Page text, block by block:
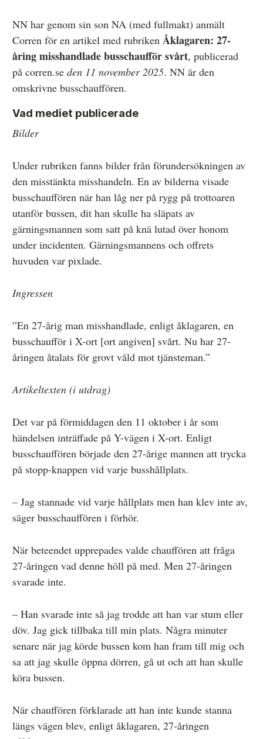
Ledamöter i Mediernas Etiknämnd
Stadgar för Mediernas Etiknämnd
Den journalistiska yrkesetiken
NN har genom sin son NA (med fullmakt) anmält
Corren för en artikel med rubriken Åklagaren: 27-
åring misshandlade busschaufför svårt, publicerad
på corren.se den 11 november 2025. NN är den
omskrivne busschauffören.
Vad mediet publicerade
Bilder
Under rubriken fanns bilder från förundersökningen av
den misstänkta misshandeln. En av bilderna visade
busschauffören när han låg ner på rygg på trottoaren
utanför bussen, dit han skulle ha släpats av
gärningsmannen som satt på knä lutad över honom
under incidenten. Gärningsmannens och offrets
huvuden var pixlade.
Ingressen
”En 27-årig man misshandlade, enligt åklagaren, en
busschaufför i X-ort [ort angiven] svårt. Nu har 27-
åringen åtalats för grovt våld mot tjänsteman.”
Artikeltexten (i utdrag)
Det var på förmiddagen den 11 oktober i år som
händelsen inträffade på Y-vägen i X-ort. Enligt
busschauffören började den 27-årige mannen att trycka
på stopp-knappen vid varje busshållplats.
– Jag stannade vid varje hållplats men han klev inte av,
säger busschauffören i förhör.
När beteendet upprepades valde chauffören att fråga
27-åringen vad denne höll på med. Men 27-åringen
svarade inte.
– Han svarade inte så jag trodde att han var stum eller
döv. Jag gick tillbaka till min plats. Några minuter
senare när jag körde bussen kom han fram till mig och
sa att jag skulle öppna dörren, gå ut och att han skulle
köra bussen.
När chauffören förklarade att han inte kunde stanna
längs vägen blev, enligt åklagaren, 27-åringen